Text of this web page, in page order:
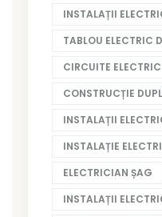
INSTALAȚII
TABLOU ELECTRIC
CIRCUITE
CONSTRUCȚIE
INSTALAȚII
INSTALAȚIE
ELECTRICIAN ȘAG
INSTALAȚII